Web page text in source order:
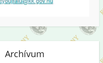
Archívum